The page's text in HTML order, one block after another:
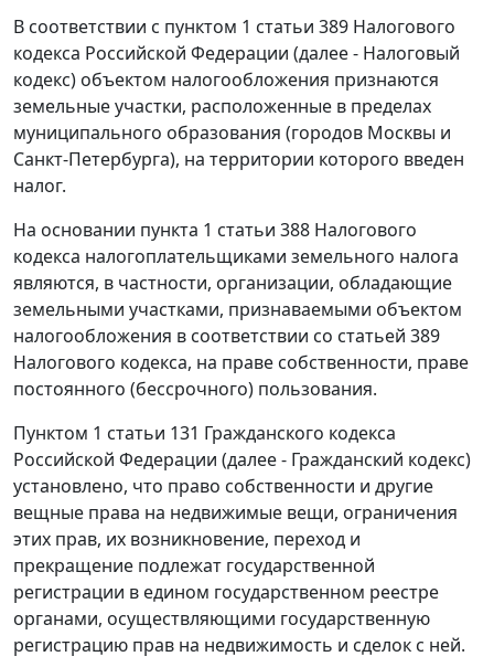
В соответствии с пунктом 1 статьи 389 Налогового
кодекса Российской Федерации (далее - Налоговый
кодекс) объектом налогообложения признаются
земельные участки, расположенные в пределах
муниципального образования (городов Москвы и
Санкт-Петербурга), на территории которого введен
налог.
На основании пункта 1 статьи 388 Налогового
кодекса налогоплательщиками земельного налога
являются, в частности, организации, обладающие
земельными участками, признаваемыми объектом
налогообложения в соответствии со статьей 389
Налогового кодекса, на праве собственности, праве
постоянного (бессрочного) пользования.
Пунктом 1 статьи 131 Гражданского кодекса
Российской Федерации (далее - Гражданский кодекс)
установлено, что право собственности и другие
вещные права на недвижимые вещи, ограничения
этих прав, их возникновение, переход и
прекращение подлежат государственной
регистрации в едином государственном реестре
органами, осуществляющими государственную
регистрацию прав на недвижимость и сделок с ней.